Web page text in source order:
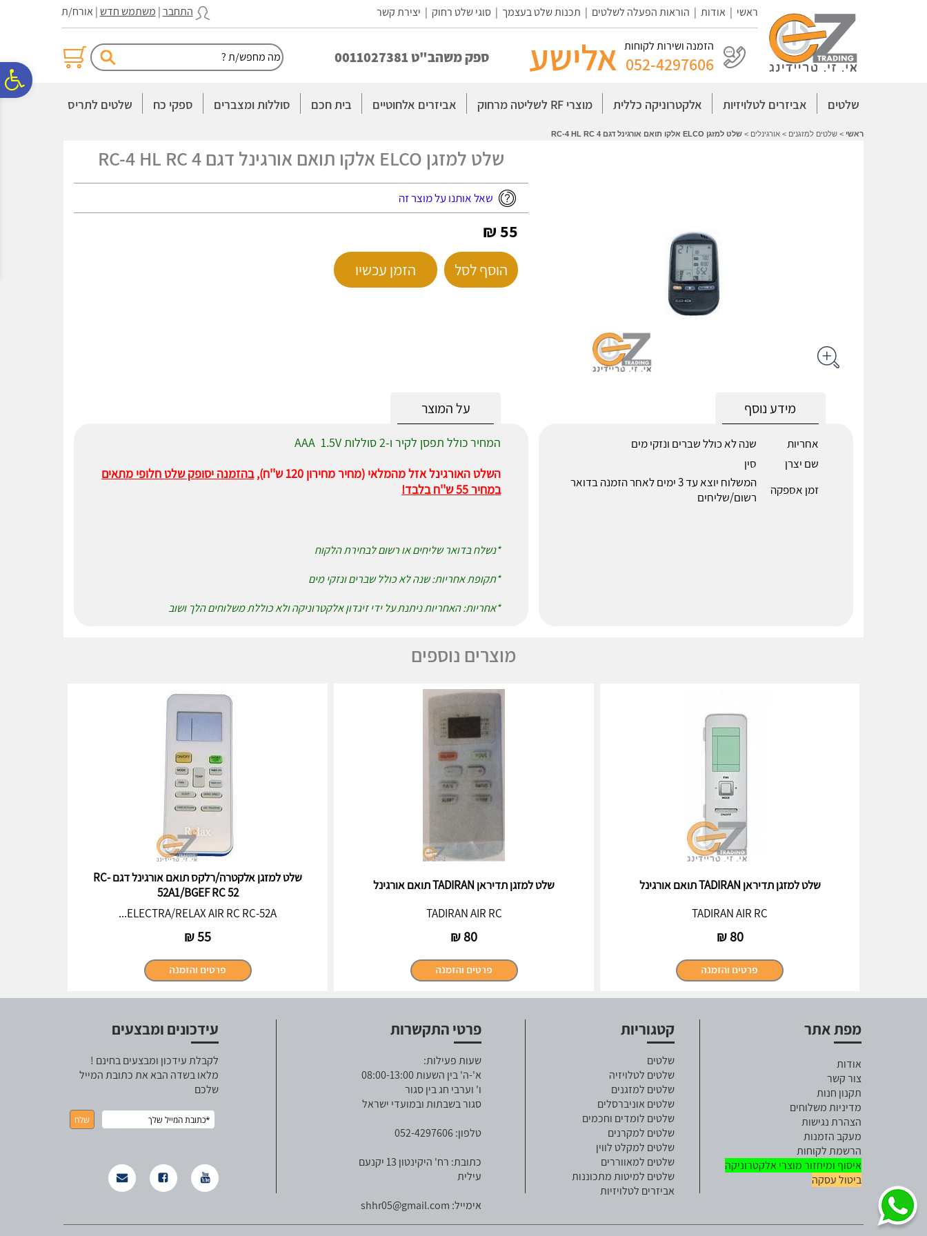
נגישות
אתר
המרכזי
ראשי | אודות | הוראות הפעלה לשלטים | תכנות שלט בעצמך |סוגי שלט רחוק | יצירת קשר התחבר| משתמש חדש| אורח/ת
הזמנה ושירות לקוחות
052-4297606 אלישע ספק משהב"ט 0011027381
שלטים אביזרים לטלויזיות אלקטרוניקה כללית מוצרי RF לשליטה מרחוק אביזרים אלחוטיים בית חכם סוללות ומצברים ספקי כח שלטים לתריס
ראשי > שלטים למזגנים > אורגינלים > שלט למזגן ELCO אלקו תואם אורגינל דגם RC-4 HL RC 4
שלט למזגן ELCO אלקו תואם אורגינל דגם RC-4 HL RC 4
שאל אותנו על מוצר זה
55 ₪
הוסף לסל הזמן עכשיו
על המוצר
המחיר כולל תפסן לקיר ו-2 סוללות AAA 1.5V
השלט האורגינל אזל מהמלאי (מחיר מחירון 120 ש''ח),
בהזמנה יסופק שלט חלופי מתאים
במחיר 55 ש''ח בלבד!
*נשלח בדואר שליחים או רשום לבחירת הלקוח
*תקופת אחריות: שנה לא כולל שברים ונזקי מים
*אחריות: האחריות ניתנת על ידי זיגדון אלקטרוניקה ולא כוללת משלוחים הלך ושוב
מידע נוסף
אחריות
שנה לא כולל שברים ונזקי מים
שם יצרן
סין
זמן אספקה
המשלוח יוצא עד 3 ימים לאחר הזמנה בדואר
רשום/שליחים
מוצרים נוספים
שלט למזגן תדיראן TADIRAN תואם אורגינל
TADIRAN AIR RC
80
₪
שלט למזגן תדיראן TADIRAN תואם אורגינל
TADIRAN AIR RC
80
₪
שלט למזגן אלקטרה/רלקס תואם אורגינל דגם RC-
52A1/BGEF RC 52
ELECTRA/RELAX AIR RC RC-52A...
55
₪
מפת אתר
אודות
צור קשר
תקנון חנות
מדיניות משלוחים
הצהרת נגישות
מעקב הזמנות
הרשמת לקוחות
איסוף ומיחזור מוצרי אלקטרוניקה
ביטול עסקה
קטגוריות
שלטים
שלטים לטלויזיה
שלטים למזגנים
שלטים אוניברסלים
שלטים לומדים וחכמים
שלטים למקרנים
שלטים למקלט לווין
שלטים למאווררים
שלטים למיטות מתכוננות
אביזרים לטלויזיות
פרטי התקשרות
שעות פעילות:
א'-ה' בין השעות 08:00-13:00
ו' וערבי חג בין סגור
סגור בשבתות ובמועדי ישראל
טלפון: 052-4297606
כתובת: רח' היקינטון 13 יקנעם
עילית
אימייל: shhr05@gmail.com
עידכונים ומבצעים
לקבלת עידכון ומבצעים בחינם !
מלאו בשדה הבא את כתובת המייל
שלכם